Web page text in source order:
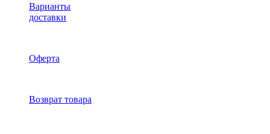
Варианты
доставки
Оферта
Возврат товара